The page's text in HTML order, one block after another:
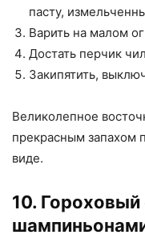
пасту,
Варить на малом
Достать перчик
Закипятить,
Великолепное
прекрасным запахом
виде.
10. Гороховый